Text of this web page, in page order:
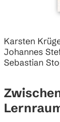
Karsten
Johannes
Sebastian